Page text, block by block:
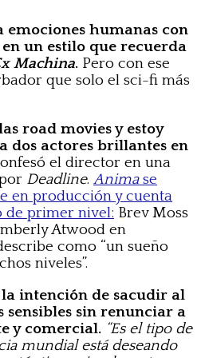
emociones humanas con
un estilo que recuerda
Machina. Pero con ese
que solo el sci-fi más
road movies y estoy
dos actores brillantes en
el director en una
Deadline.Animase
en producción y cuenta
de primer nivel: Brev Moss
Atwood en
como “un sueño
niveles”.
intención de sacudir al
sin renunciar a
y comercial. “Es el tipo de
mundial está deseando